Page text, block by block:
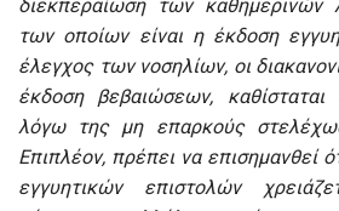
διεκπεραίωση των καθημερινών
των οποίων είναι η έκδοση
έλεγχος των νοσηλίων, οι
έκδοση βεβαιώσεων, καθίσταται
λόγω της μη επαρκούς
Επιπλέον, πρέπει να επισημανθεί
εγγυητικών επιστολών